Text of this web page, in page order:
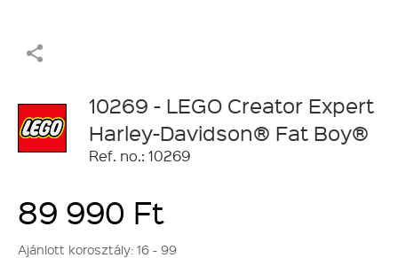
10269 - LEGO Creator Expert
Harley-Davidson® Fat Boy®
Ref. no.: 10269
89 990 Ft
Ajánlott korosztály: 16 - 99